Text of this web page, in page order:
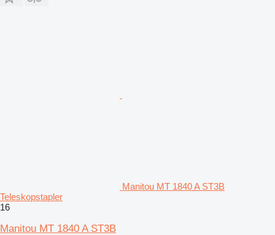
Manitou MT 1840 A ST3B
Teleskopstapler
16
Manitou MT 1840 A ST3B